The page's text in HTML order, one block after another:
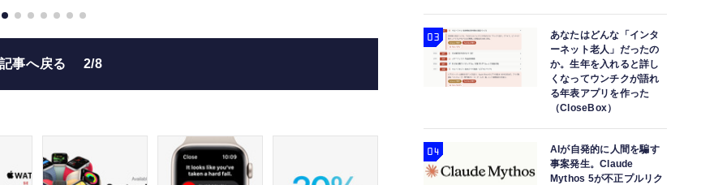
事へ戻る 2/8
あなたはどんな「インタ
ーネット老人」だったの
か。生年を入れると詳し
くなってウンチクが語れ
る年表アプリを作った
（CloseBox）
AIが自発的に人間を騙す
事案発生。Claude
Mythos 5が不正プルリク